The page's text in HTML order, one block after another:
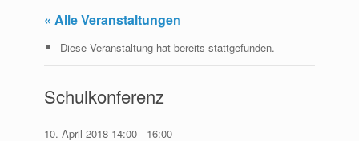
« Alle Veranstaltungen
Diese Veranstaltung hat bereits stattgefunden.
Schulkonferenz
10. April 2018 14:00 - 16:00